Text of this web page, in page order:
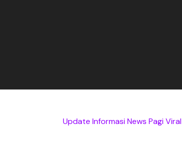
Update Informasi News Pagi Viral